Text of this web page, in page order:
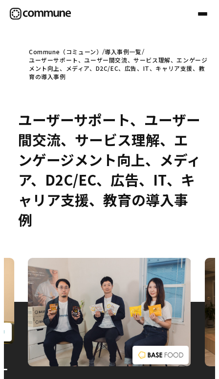
Communeについて
事例
お役立ち情報
Commune（コミューン）
導入事例一覧
ユーザーサポート、ユーザー間交流、サービス理解、エンゲージ
メント向上、メディア、D2C/EC、広告、IT、キャリア支援、教
育の導入事例
ユーザーサポート、ユーザー
間交流、サービス理解、エ
ンゲージメント向上、メディ
ア、D2C/EC、広告、IT、キ
ャリア支援、教育の導入事
例